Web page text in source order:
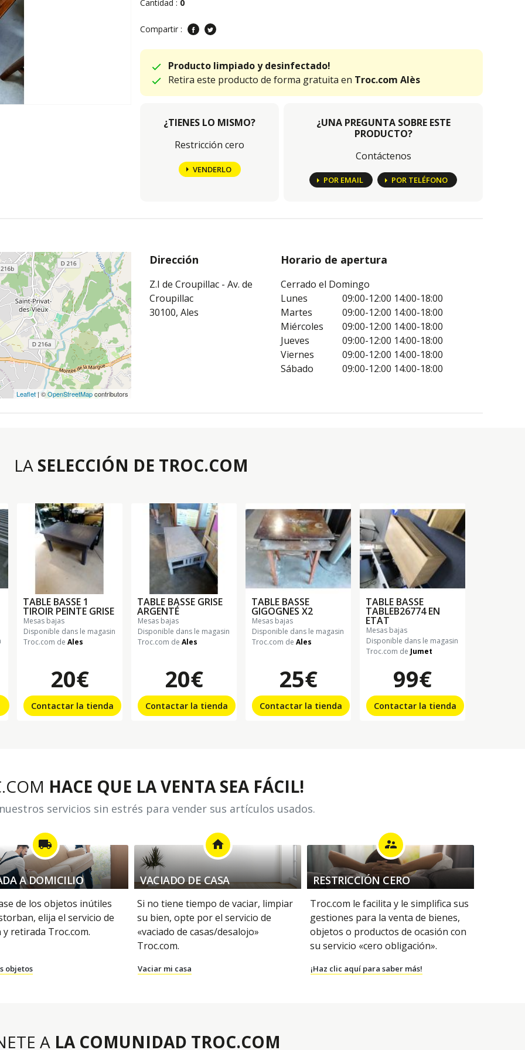
Cantidad : 0
Compartir :
Producto limpiado y desinfectado!
Retira este producto de forma gratuita en Troc.com Alès
¿TIENES LO MISMO?
Restricción cero
VENDERLO
¿UNA PREGUNTA SOBRE ESTE
PRODUCTO?
Contáctenos
POR EMAIL POR TELÉFONO
Leaflet | ©OpenStreetMapcontributors
Dirección
Z.I de Croupillac - Av. de
Croupillac
30100, Ales
Horario de apertura
Cerrado el Domingo
Lunes
09:00-12:00 14:00-18:00
Martes
09:00-12:00 14:00-18:00
Miércoles
09:00-12:00 14:00-18:00
Jueves
09:00-12:00 14:00-18:00
Viernes
09:00-12:00 14:00-18:00
Sábado
09:00-12:00 14:00-18:00
LA SELECCIÓN DE TROC.COM
TABLE BASSE 1
TIROIR PEINTE GRISE
mesas bajas
Disponible dans le magasin
Troc.com de Ales
20€
Contactar la tienda
TABLE BASSE GRISE
ARGENTÉ
mesas bajas
Disponible dans le magasin
Troc.com de Ales
20€
Contactar la tienda
TABLE BASSE
GIGOGNES X2
mesas bajas
Disponible dans le magasin
Troc.com de Ales
25€
Contactar la tienda
TABLE BASSE
TABLEB26774 EN
ETAT
mesas bajas
Disponible dans le magasin
Troc.com de Jumet
99€
Contactar la tienda
HACE QUE LA VENTA SEA FÁCIL!
servicios sin estrés para vender sus artículos usados.
local_shipping
A DOMICILIO
de los objetos inútiles
elija el servicio de
y retirada Troc.com.
objetos
home
VACIADO DE CASA
Si no tiene tiempo de vaciar, limpiar
su bien, opte por el servicio de
«vaciado de casas/desalojo»
Troc.com.
Vaciar mi casa
supervisor_account
RESTRICCIÓN CERO
Troc.com le facilita y le simplifica sus
gestiones para la venta de bienes,
objetos o productos de ocasión con
su servicio «cero obligación».
¡Haz clic aquí para saber más!
A LA COMUNIDAD TROC.COM